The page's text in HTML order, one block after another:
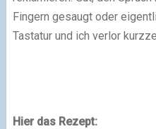
Fingern gesaugt oder
Tastatur und ich verlor
Hier das Rezept: